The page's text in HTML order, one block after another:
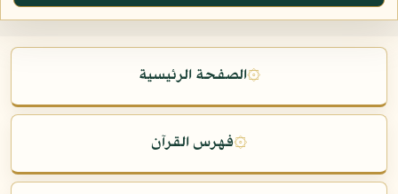
۞الصفحة الرئيسية
۞فهرس القرآن